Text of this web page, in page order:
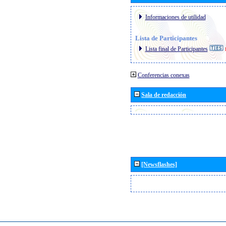
Informaciones de utilidad
Lista de Participantes
Lista final de Participantes
Conferencias conexas
Sala de redacción
[Newsflashes]